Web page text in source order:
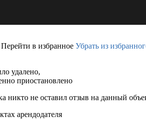
Перейти в избранное Убрать из
удалено,
приостановлено
никто не оставил отзыв на данный
арендодателя